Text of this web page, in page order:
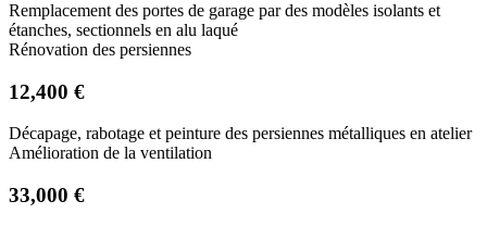
Remplacement des portes de garage par des modèles isolants et
étanches, sectionnels en alu laqué
Rénovation des persiennes
12,400 €
Décapage, rabotage et peinture des persiennes métalliques en atelier
Amélioration de la ventilation
33,000 €